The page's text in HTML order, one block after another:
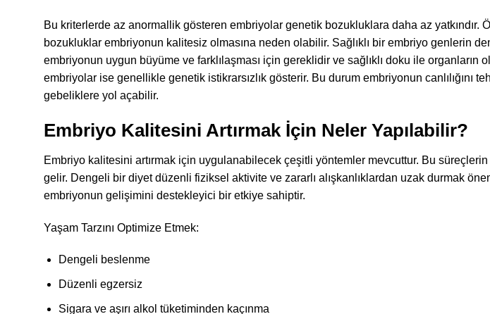
Bu kriterlerde az anormallik gösteren embriyolar genetik bozukluklara daha az yatkındır.
bozukluklar embriyonun kalitesiz olmasına neden olabilir. Sağlıklı bir embriyo genlerin
embriyonun uygun büyüme ve farklılaşması için gereklidir ve sağlıklı doku ile organların
embriyolar ise genellikle genetik istikrarsızlık gösterir. Bu durum embriyonun canlılığını
gebeliklere yol açabilir.
Embriyo Kalitesini Artırmak İçin Neler Yapılabilir?
Embriyo kalitesini artırmak için uygulanabilecek çeşitli yöntemler mevcuttur. Bu
gelir. Dengeli bir diyet düzenli fiziksel aktivite ve zararlı alışkanlıklardan uzak durmak
embriyonun gelişimini destekleyici bir etkiye sahiptir.
Yaşam Tarzını Optimize Etmek:
Dengeli beslenme
Düzenli egzersiz
Sigara ve aşırı alkol tüketiminden kaçınma